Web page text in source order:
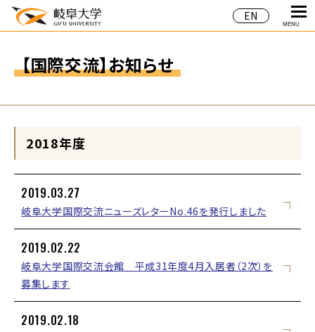
EN
MENU
【国際交流】お知らせ
2018年度
2019.03.27
岐阜大学国際交流ニューズレターNo.46を発行しました
2019.02.22
岐阜大学国際交流会館 平成31年度4月入居者（2次）を
募集します
2019.02.18